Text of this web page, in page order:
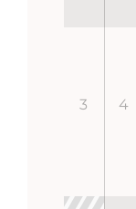
3 4